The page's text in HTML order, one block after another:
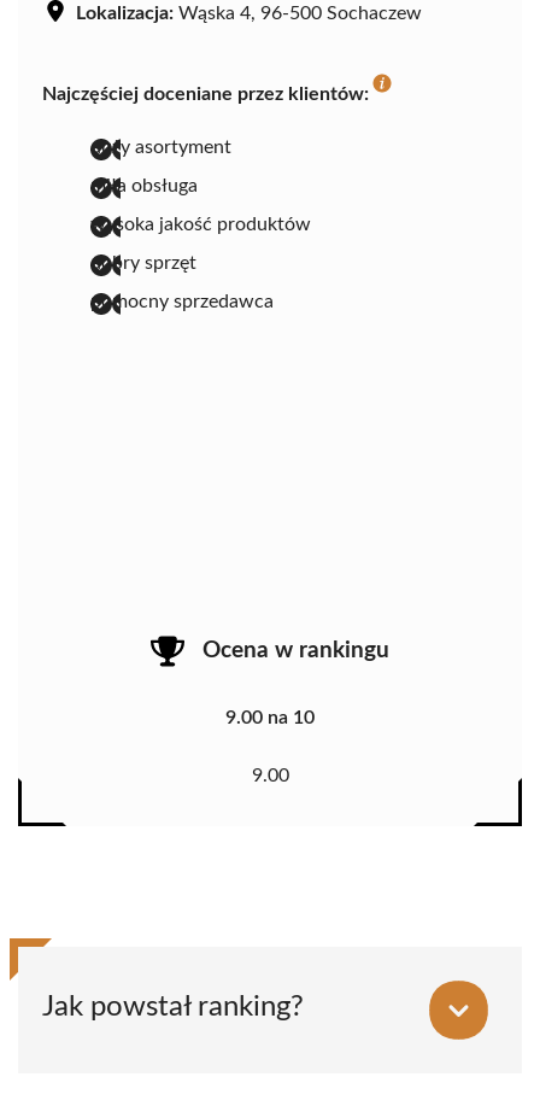
Lokalizacja: Wąska 4, 96-500 Sochaczew
Najczęściej doceniane przez klientów:
duży asortyment
miła obsługa
wysoka jakość produktów
dobry sprzęt
pomocny sprzedawca
Ocena w rankingu
9.00 na 10
9.00
Jak powstał ranking?